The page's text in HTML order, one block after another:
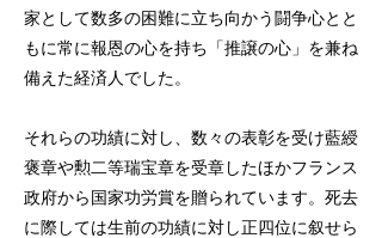
家として数多の困難に立ち向かう闘争心とと
もに常に報恩の心を持ち「推譲の心」を兼ね
備えた経済人でした。
それらの功績に対し、数々の表彰を受け藍綬
褒章や勲二等瑞宝章を受章したほかフランス
政府から国家功労賞を贈られています。死去
に際しては生前の功績に対し正四位に叙せら